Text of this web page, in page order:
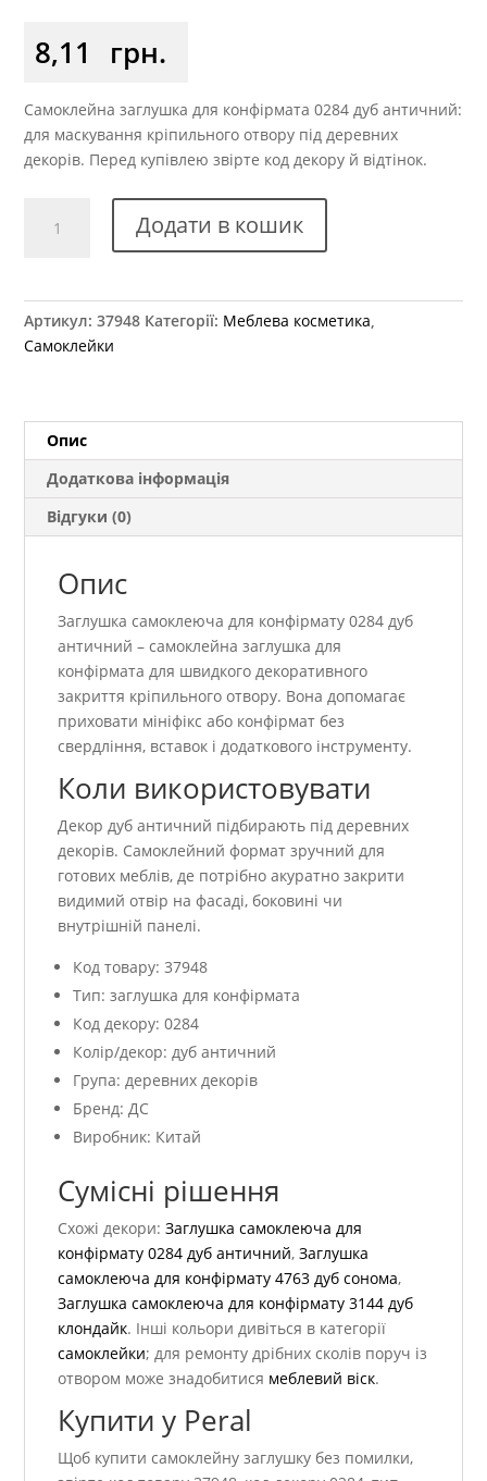
8,11 грн.
Самоклейна заглушка для конфірмата 0284 дуб античний:
для маскування кріпильного отвору під деревних
декорів. Перед купівлею звірте код декору й відтінок.
самоклеюча
дуб
Додати в кошик
Артикул:37948 Категорії: Меблева косметика
Самоклейки
Опис
Додаткова інформація
Відгуки (0)
Опис
Заглушка самоклеюча для конфірмату 0284 дуб
античний – самоклейна заглушка для
конфірмата для швидкого декоративного
закриття кріпильного отвору. Вона допомагає
приховати мініфікс або конфірмат без
свердління, вставок і додаткового інструменту.
Коли використовувати
Декор дуб античний підбирають під деревних
декорів. Самоклейний формат зручний для
готових меблів, де потрібно акуратно закрити
видимий отвір на фасаді, боковині чи
внутрішній панелі.
Код товару: 37948
Тип: заглушка для конфірмата
Код декору: 0284
Колір/декор: дуб античний
Група: деревних декорів
Бренд: ДС
Виробник: Китай
Сумісні рішення
Схожі декори:Заглушка самоклеюча для
конфірмату 0284 дуб античний,Заглушка
самоклеюча для конфірмату 4763 дуб сонома,
Заглушка самоклеюча для конфірмату 3144 дуб
клондайк. Інші кольори дивіться в категорії
самоклейки; для ремонту дрібних сколів поруч із
отвором може знадобитися меблевий віск.
Купити у Peral
Щоб купити самоклейну заглушку без помилки,